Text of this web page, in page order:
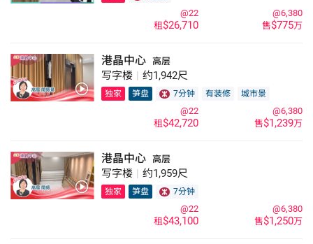
售$775万
@6,380
租$26,710
@22
港晶中心 高层
写字楼 约1,942尺
独家 笋盘 7分钟 有装修 城市景
售$1,239万
@6,380
租$42,720
@22
港晶中心 高层
写字楼 约1,959尺
独家 笋盘 7分钟
售$1,250万
@6,380
租$43,100
@22